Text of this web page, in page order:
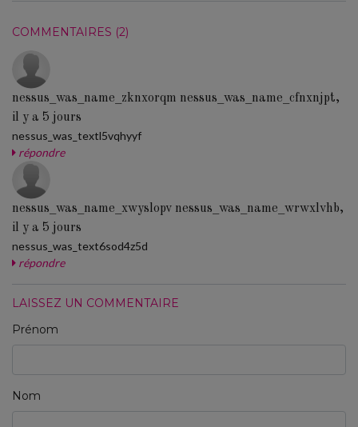
COMMENTAIRES (2)
nessus_was_name_zknxorqm nessus_was_name_cfnxnjpt,
il y a 5 jours
nessus_was_textl5vqhyyf
répondre
nessus_was_name_xwyslopv nessus_was_name_wrwxlvhb,
il y a 5 jours
nessus_was_text6sod4z5d
répondre
LAISSEZ UN COMMENTAIRE
Prénom
Nom